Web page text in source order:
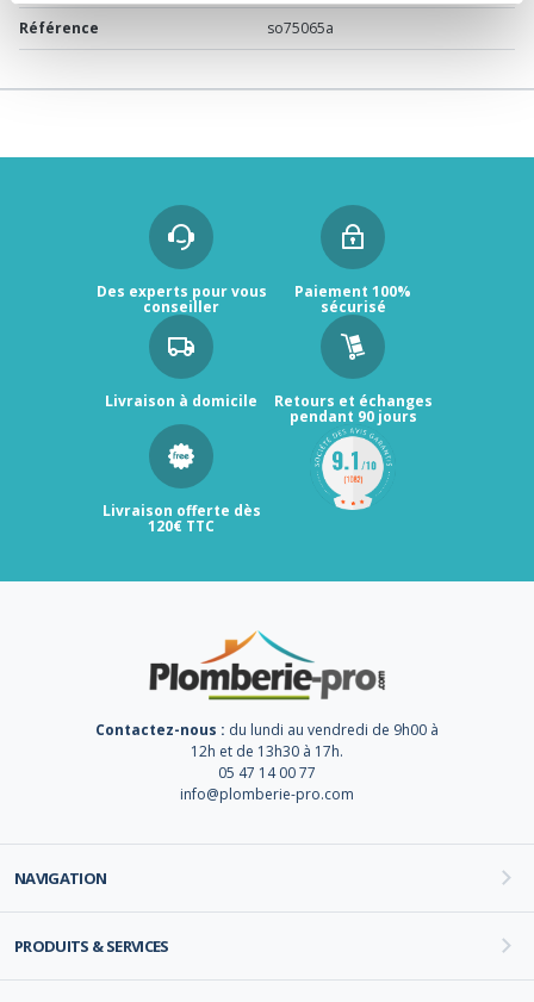
Référence so75065a
Des experts pour vous
conseiller
Paiement 100%
sécurisé
Livraison à domicile Retours et échanges
pendant 90 jours
Livraison offerte dès
120€ TTC
Contactez-nous : du lundi au vendredi de 9h00 à
12h et de 13h30 à 17h.
05 47 14 00 77
info@plomberie-pro.com
NAVIGATION
PRODUITS & SERVICES